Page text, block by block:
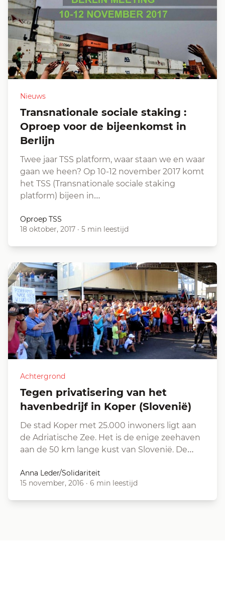
Nieuws
Transnationale sociale staking :
Oproep voor de bijeenkomst in
Berlijn
Twee jaar TSS platform, waar staan we en waar
gaan we heen? Op 10-12 november 2017 komt
het TSS (Transnationale sociale staking
platform) bijeen in…
Oproep TSS
18 oktober, 2017 · 5 min leestijd
Achtergrond
Tegen privatisering van het
havenbedrijf in Koper (Slovenië)
De stad Koper met 25.000 inwoners ligt aan
de Adriatische Zee. Het is de enige zeehaven
aan de 50 km lange kust van Slovenië. De…
Anna Leder/Solidariteit
15 november, 2016 · 6 min leestijd